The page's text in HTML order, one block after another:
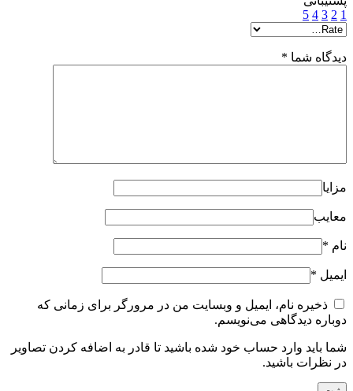
1
2
3
4
5
دیدگاه شما *
مزایا
معایب
نام *
ایمیل *
ذخیره نام، ایمیل و وبسایت من در مرورگر برای زمانی که
دوباره دیدگاهی می‌نویسم.
شما باید وارد حساب خود شده باشید تا قادر به اضافه کردن تصاویر
در نظرات باشید.